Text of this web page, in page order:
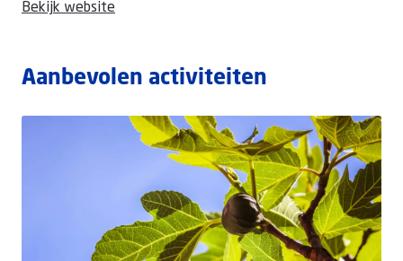
Bekijk website
Aanbevolen activiteiten